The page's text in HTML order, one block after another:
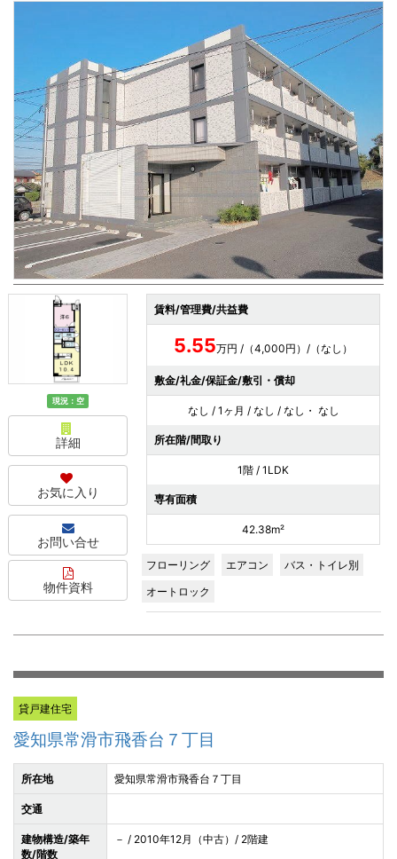
現況：空
詳細
お気に入り
お問い合せ
物件資料
賃料/管理費/共益費
5.55万円 /（4,000円）/（なし）
敷金/礼金/保証金/敷引・償却
なし / 1ヶ月 / なし / なし・ なし
所在階/間取り
1階 / 1LDK
専有面積
42.38m²
フローリング エアコン
バス・トイレ別
オートロック
貸戸建住宅
愛知県常滑市飛香台７丁目
所在地 愛知県常滑市飛香台７丁目
交通
建物構造/築年
数/階数
－ / 2010年12月（中古）/ 2階建